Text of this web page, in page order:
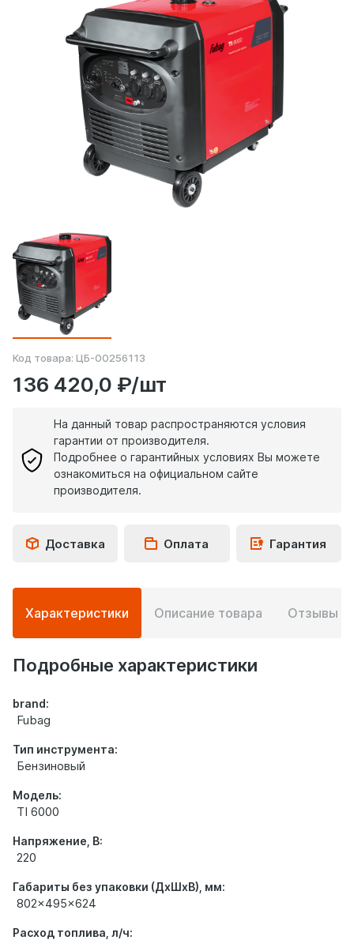
Код товара: ЦБ-00256113
136 420,0 ₽/шт
На данный товар распространяются условия
гарантии от производителя.
Подробнее о гарантийных условиях Вы можете
ознакомиться на официальном сайте
производителя.
Доставка Оплата Гарантия
Подробная
информация
о
товаре
Характеристики Описание товара Отзывы
Подробные характеристики
brand:
Fubag
Тип инструмента:
Бензиновый
Модель:
TI 6000
Напряжение, В:
220
Габариты без упаковки (ДхШхВ), мм:
802x495x624
Расход топлива, л/ч: